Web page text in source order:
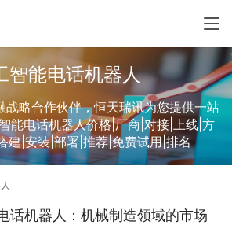
智能电话机器人
战略合作伙伴，恒天瑞讯为您提供一站
能电话机器人价格|厂商|对接|上线|方
建|安装|部署|推荐|免费试用|排名
话机器人：机械制造领域的市场